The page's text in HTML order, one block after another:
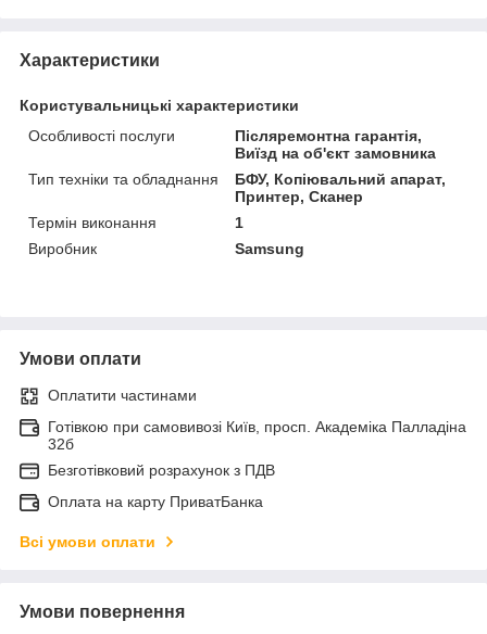
Характеристики
Користувальницькі характеристики
Особливості послуги
Післяремонтна гарантія,
Виїзд на об'єкт замовника
Тип техніки та обладнання
БФУ, Копіювальний апарат,
Принтер, Сканер
Термін виконання
1
Виробник
Samsung
Умови оплати
Оплатити частинами
Готівкою при самовивозі Київ, просп. Академіка Палладіна
32б
Безготівковий розрахунок з ПДВ
Оплата на карту ПриватБанка
Всі умови оплати
Умови повернення